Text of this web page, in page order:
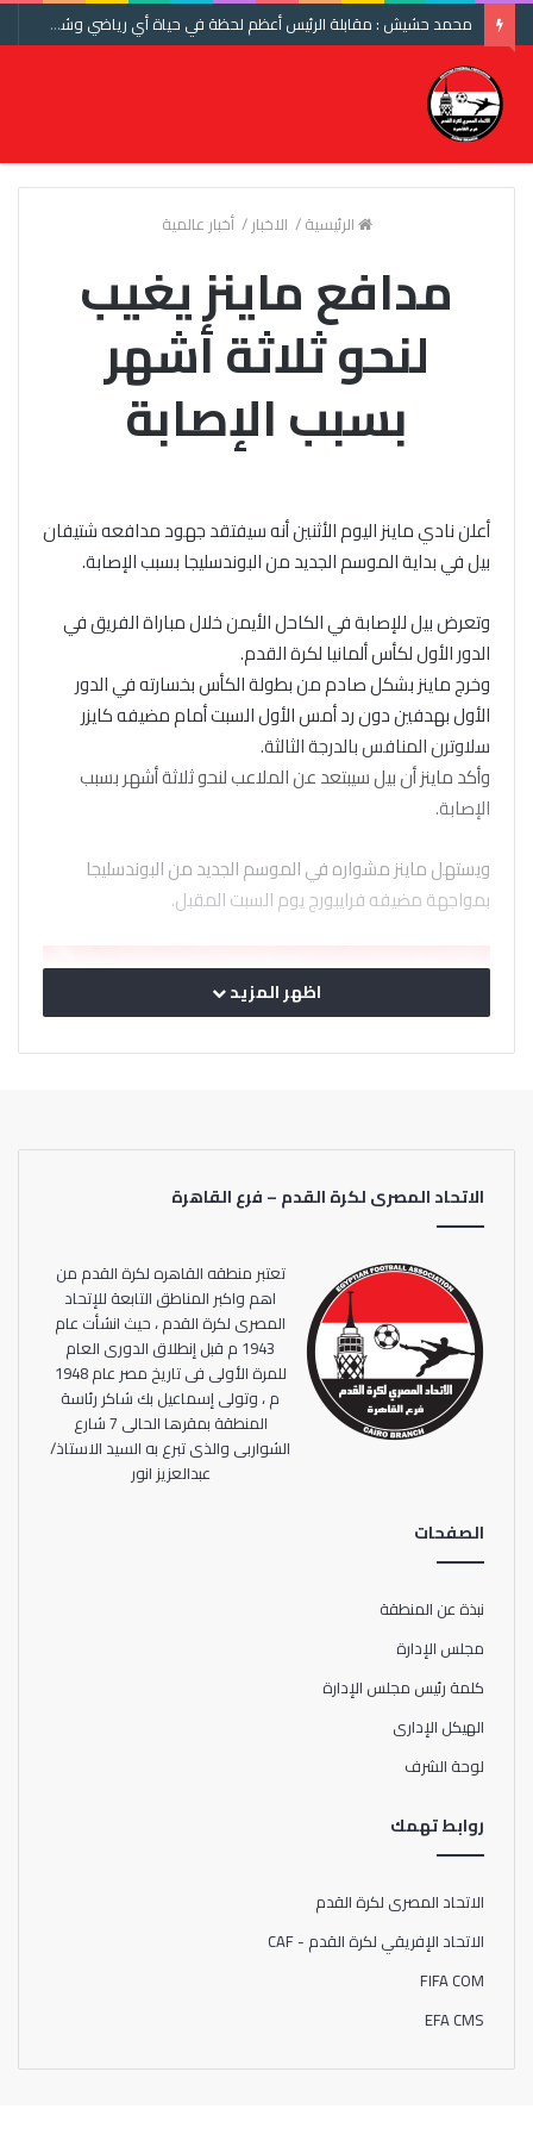
محمد حشيش : مقابلة الرئيس أعظم لحظة في حياة أي رياضي وشكرا اتحاد الكرة ومنتخب مصر
الرئيسية/ الاخبار/ أخبار عالمية
مدافع ماينز يغيب
لنحو ثلاثة أشهر
بسبب الإصابة
أعلن نادي ماينز اليوم الأثنين أنه سيفتقد جهود مدافعه شتيفان
بيل في بداية الموسم الجديد من البوندسليجا بسبب الإصابة.
وتعرض بيل للإصابة في الكاحل الأيمن خلال مباراة الفريق في
الدور الأول لكأس ألمانيا لكرة القدم.
وخرج ماينز بشكل صادم من بطولة الكأس بخسارته في الدور
الأول بهدفين دون رد أمس الأول السبت أمام مضيفه كايزر
سلاوترن المنافس بالدرجة الثالثة.
وأكد ماينز أن بيل سيبتعد عن الملاعب لنحو ثلاثة أشهر بسبب
الإصابة.
ويستهل ماينز مشواره في الموسم الجديد من البوندسليجا
بمواجهة مضيفه فرايبورج يوم السبت المقبل.
اظهر المزيد
الاتحاد المصرى لكرة القدم – فرع القاهرة
تعتبر منطقه القاهره لكرة القدم من
اهم واكبر المناطق التابعة للإتحاد
المصرى لكرة القدم ، حيث انشأت عام
1943 م قبل إنطلاق الدورى العام
للمرة الأولى فى تاريخ مصر عام 1948
م ، وتولى إسماعيل بك شاكر رئاسة
المنطقة بمقرها الحالى 7 شارع
الشواربى والذى تبرع به السيد الاستاذ/
عبدالعزيز انور
الصفحات
نبذة عن المنطقة
مجلس الإدارة
كلمة رئيس مجلس الإدارة
الهيكل الإدارى
لوحة الشرف
روابط تهمك
الاتحاد المصرى لكرة القدم
الاتحاد الإفريقي لكرة القدم - CAF
FIFA COM
EFA CMS